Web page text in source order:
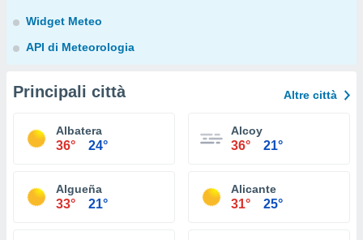
Widget Meteo
API di Meteorologia
Principali città Altre città
Albatera
36° 24°
Alcoy
36° 21°
Algueña
33° 21°
Alicante
31° 25°